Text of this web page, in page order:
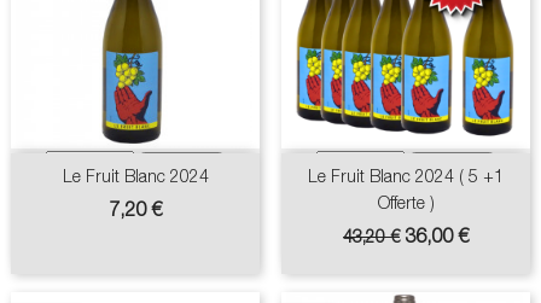
Le Fruit Blanc 2024
Prix
7,20 €
Le Fruit Blanc 2024 ( 5 +1
Offerte )
Prix
base
43,20 € Prix
36,00 €